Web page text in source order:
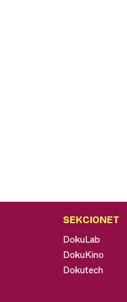
SEKCIONET
DokuLab
DokuKino
Dokutech